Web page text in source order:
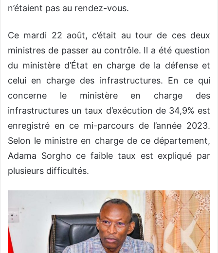
n’étaient pas au rendez-vous.
Ce mardi 22 août, c’était au tour de ces deux
ministres de passer au contrôle. Il a été question
du ministère d’État en charge de la défense et
celui en charge des infrastructures. En ce qui
concerne le ministère en charge des
infrastructures un taux d’exécution de 34,9% est
enregistré en ce mi-parcours de l’année 2023.
Selon le ministre en charge de ce département,
Adama Sorgho ce faible taux est expliqué par
plusieurs difficultés.